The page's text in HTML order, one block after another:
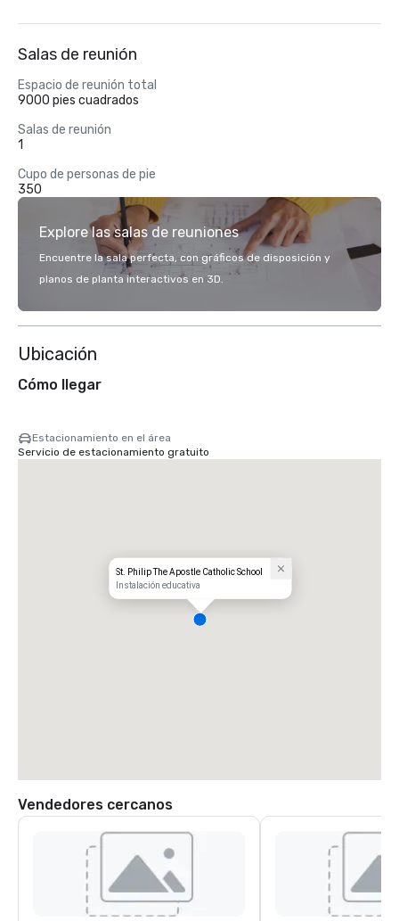
Salas de reunión
Espacio de reunión total
9000 pies cuadrados
Salas de reunión
1
Cupo de personas de pie
350
Explore las salas de reuniones
Encuentre la sala perfecta, con gráficos de disposición y
planos de planta interactivos en 3D.
Ubicación
Cómo llegar
Estacionamiento en el área
Servicio de estacionamiento gratuito
St. Philip The Apostle Catholic School
Instalación educativa
Vendedores cercanos